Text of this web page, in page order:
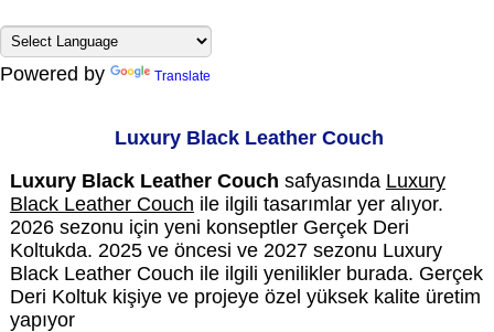
Powered by Translate
Luxury Black Leather Couch
Luxury Black Leather Couch safyasında Luxury
Black Leather Couch ile ilgili tasarımlar yer alıyor.
2026 sezonu için yeni konseptler Gerçek Deri
Koltukda. 2025 ve öncesi ve 2027 sezonu Luxury
Black Leather Couch ile ilgili yenilikler burada. Gerçek
Deri Koltuk kişiye ve projeye özel yüksek kalite üretim
yapıyor